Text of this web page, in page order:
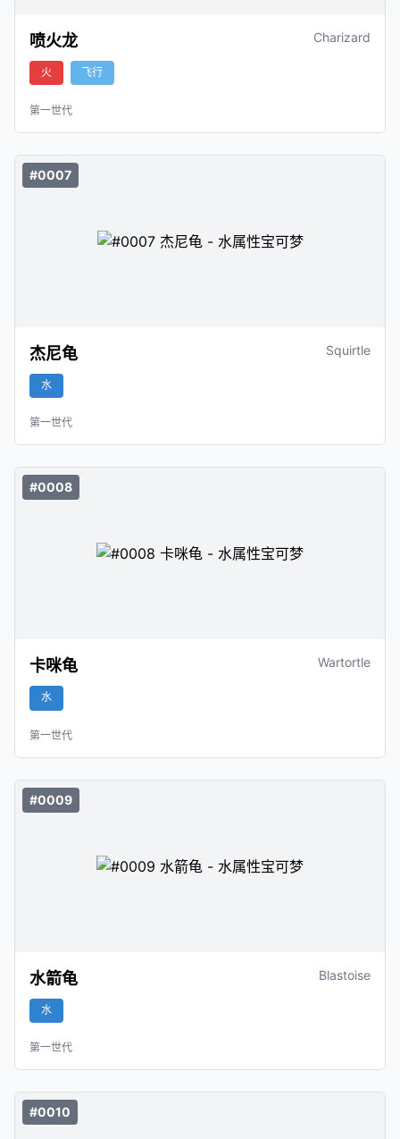
喷火龙 Charizard
火 飞行
第一世代
#0007
杰尼龟 Squirtle
水
第一世代
#0008
卡咪龟 Wartortle
水
第一世代
#0009
水箭龟 Blastoise
水
第一世代
#0010